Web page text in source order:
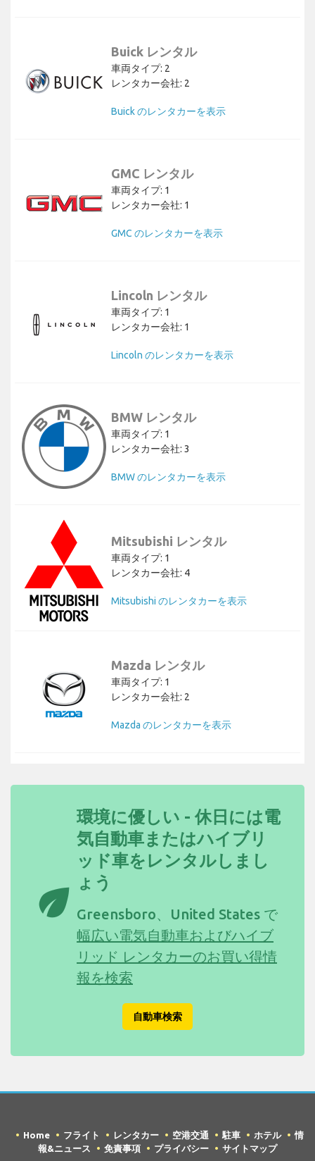
Buick レンタル
車両タイプ: 2
レンタカー会社: 2
Buick のレンタカーを表示
GMC レンタル
車両タイプ: 1
レンタカー会社: 1
GMC のレンタカーを表示
Lincoln レンタル
車両タイプ: 1
レンタカー会社: 1
Lincoln のレンタカーを表示
BMW レンタル
車両タイプ: 1
レンタカー会社: 3
BMW のレンタカーを表示
Mitsubishi レンタル
車両タイプ: 1
レンタカー会社: 4
Mitsubishi のレンタカーを表示
Mazda レンタル
車両タイプ: 1
レンタカー会社: 2
Mazda のレンタカーを表示
eco
環境に優しい - 休日には電
気自動車またはハイブリ
ッド車をレンタルしまし
ょう
Greensboro、United States で
幅広い電気自動車およびハイブ
リッド レンタカーのお買い得情
報を検索
自動車検索
Home フライト レンタカー 空港交通 駐車 ホテル
情
報&ニュース
免責事項 プライバシー サイトマップ